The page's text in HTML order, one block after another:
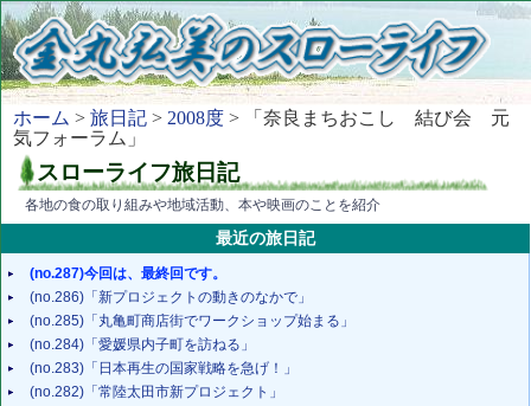
ホーム > 旅日記 > 2008度 > 「奈良まちおこし 結び会 元
気フォーラム」
スローライフ旅日記
各地の食の取り組みや地域活動、本や映画のことを紹介
最近の旅日記
(no.287)今回は、最終回です。
(no.286)「新プロジェクトの動きのなかで」
(no.285)「丸亀町商店街でワークショップ始まる」
(no.284)「愛媛県内子町を訪ねる」
(no.283)「日本再生の国家戦略を急げ！」
(no.282)「常陸太田市新プロジェクト」